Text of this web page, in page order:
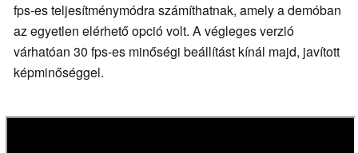
fps-es teljesítménymódra számíthatnak, amely a demóban
az egyetlen elérhető opció volt. A végleges verzió
várhatóan 30 fps-es minőségi beállítást kínál majd, javított
képminőséggel.